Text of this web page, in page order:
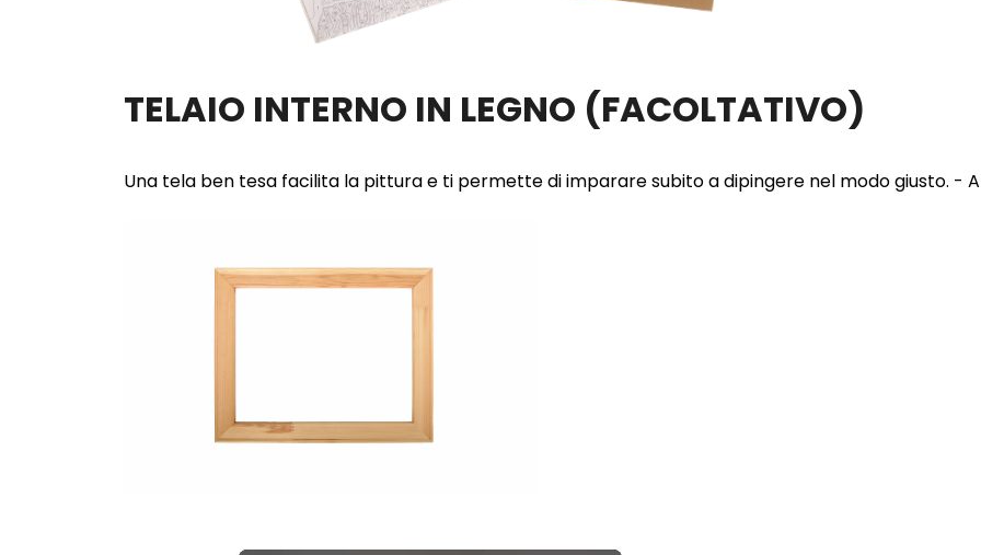
TELAIO INTERNO IN LEGNO (FACOLTATIVO)
Una tela ben tesa facilita la pittura e ti permette di imparare subito a dipingere nel modo giusto.